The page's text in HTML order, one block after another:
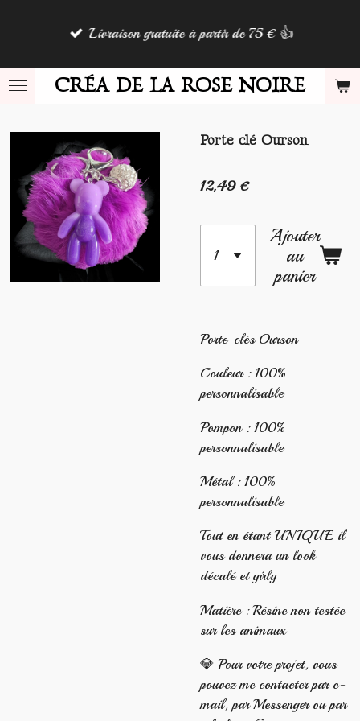
principalCRÉA DE LA ROSE NOIRE
Livraison gratuite à partir de 75 € 👍
Porte clé Ourson
12,49 €
Ajouter
au
panier
Porte-clés Ourson
Couleur : 100%
personnalisable
Pompon : 100%
personnalisable
Métal : 100%
personnalisable
Tout en étant UNIQUE il
vous donnera un look
décalé et girly
Matière : Résine non testée
sur les animaux
💎 Pour votre projet, vous
pouvez me contacter par e-
mail, par Messenger ou par